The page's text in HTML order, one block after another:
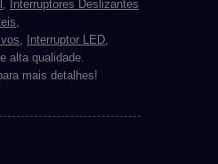
,
Interruptores Deslizantes
,
, Interruptor LED,
alta qualidade.
mais detalhes!